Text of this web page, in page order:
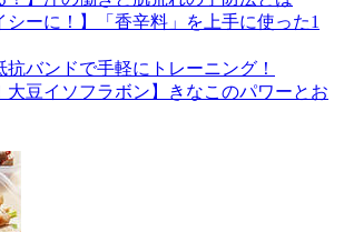
シーに！】「香辛料」を上手に使った1
抗バンドで手軽にトレーニング！
大豆イソフラボン】きなこのパワーとお